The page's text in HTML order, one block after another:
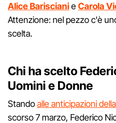
Alice BariscianieCarola
Attenzione: nel pezzo c'è
scelta.
Chi ha scelto
Uomini e Donne
Standoalle anticipazioni
scorso 7 marzo, Federico